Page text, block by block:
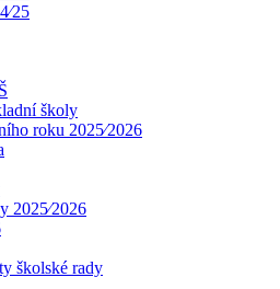
školy
roku 2025⁄2026
2025⁄2026
školské rady